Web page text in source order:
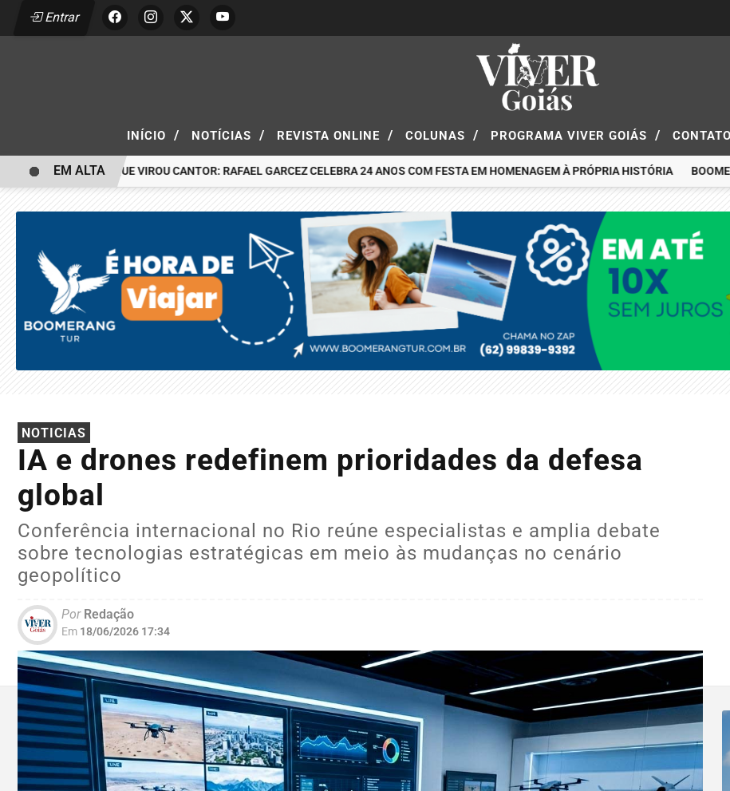
Entrar
INÍCIO / NOTÍCIAS / REVISTA ONLINE / COLUNAS / PROGRAMA VIVER GOIÁS / CONTATO
DO CIRCO QUE VIROU CANTOR: RAFAEL GARCEZ CELEBRA 24 ANOS COM FESTA EM HOMENAGEM À PRÓPRIA HISTÓRIA
EM ALTA
NOTICIAS
IA e drones redefinem prioridades da defesa
global
Conferência internacional no Rio reúne especialistas e amplia debate
sobre tecnologias estratégicas em meio às mudanças no cenário
geopolítico
PorRedação
Em 18/06/2026 17:34